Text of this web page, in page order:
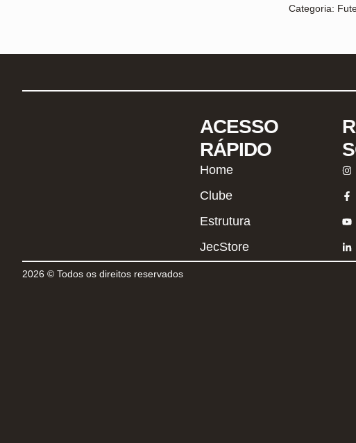
Categoria:
ACESSO
RÁPIDO
Home
Clube
Estrutura
JecStore
2026 © Todos os direitos reservados